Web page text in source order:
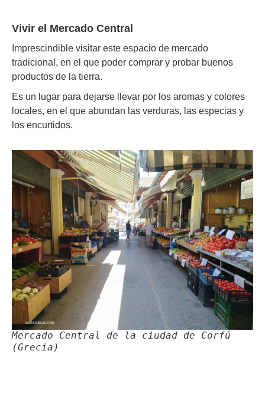
Vivir el Mercado Central
Imprescindible visitar este espacio de mercado
tradicional, en el que poder comprar y probar buenos
productos de la tierra.
Es un lugar para dejarse llevar por los aromas y colores
locales, en el que abundan las verduras, las especias y
los encurtidos.
Mercado Central de la ciudad de Corfú
(Grecia)